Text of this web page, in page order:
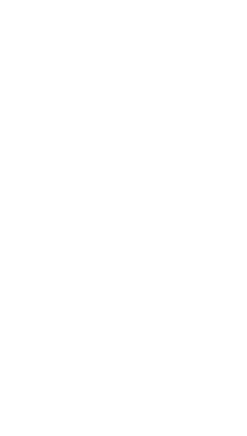
A principios de
actuaciones que
búsqueda de «una
Las cuestiones «de
características «lleva
por «tranquilizar» en
La diputada, respecto
hincapié en que son
momento dado se
una adicción» y están